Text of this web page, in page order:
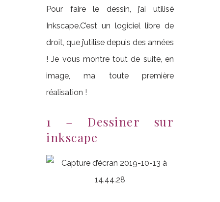
Pour faire le dessin, j’ai utilisé
Inkscape.C’est un logiciel libre de
droit, que j’utilise depuis des années
! Je vous montre tout de suite, en
image, ma toute première
réalisation !
1 – Dessiner sur
inkscape